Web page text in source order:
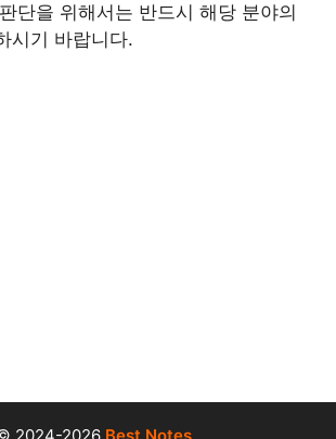
단을 위해서는 반드시 해당 분야의
시기 바랍니다.